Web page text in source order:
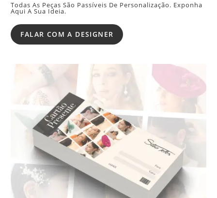
Todas As Peças São Passíveis De Personalização. Exponha
Aqui A Sua Ideia.
FALAR COM A DESIGNER